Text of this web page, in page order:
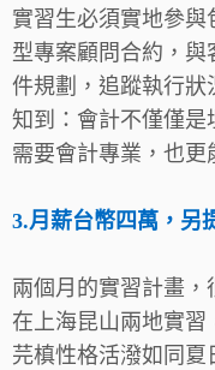
實習生必須實地參
型專案顧問合約，
件規劃，追蹤執行
知到：會計不僅僅是
需要會計專業，也更
3.月薪台幣四萬，另
兩個月的實習計畫
在上海昆山兩地實習
芫槙性格活潑如同